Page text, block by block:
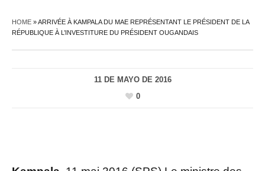
HOME »ARRIVÉE À KAMPALA DU MAE REPRÉSENTANT LE PRÉSIDENT DE LA
RÉPUBLIQUE À L’INVESTITURE DU PRÉSIDENT OUGANDAIS
11 DE MAYO DE 2016
0